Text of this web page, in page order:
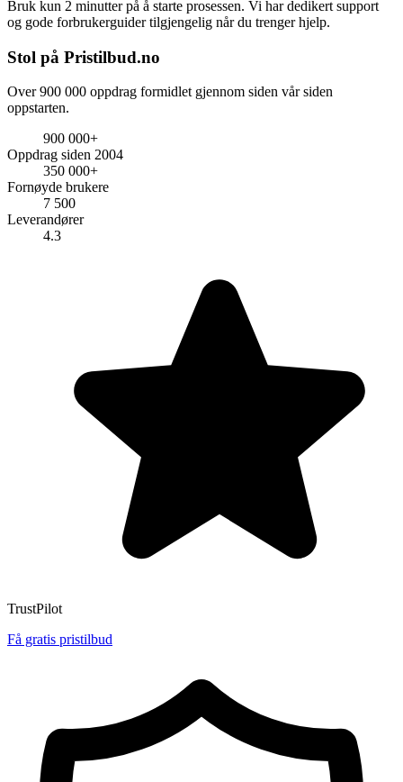
Bruk kun 2 minutter på å starte prosessen. Vi har dedikert support
og gode forbrukerguider tilgjengelig når du trenger hjelp.
Stol på Pristilbud.no
Over 900 000 oppdrag formidlet gjennom siden vår siden
oppstarten.
900 000+
Oppdrag siden 2004
350 000+
Fornøyde brukere
7 500
Leverandører
4.3
TrustPilot
Få gratis pristilbud